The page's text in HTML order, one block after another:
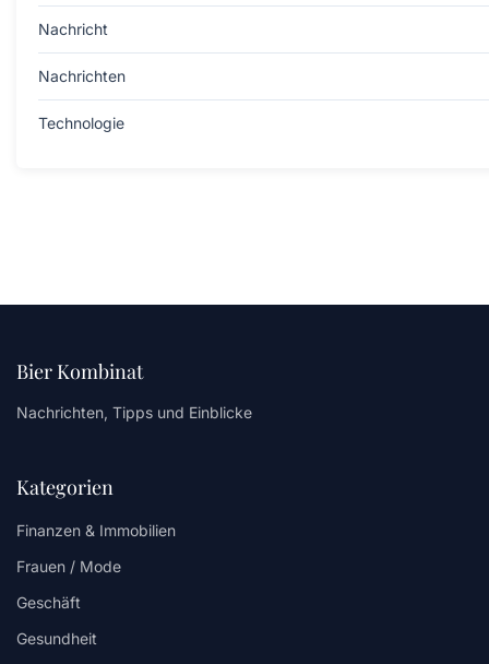
Nachricht
Nachrichten
Technologie
Bier Kombinat
Nachrichten, Tipps und Einblicke
Kategorien
Finanzen & Immobilien
Frauen / Mode
Geschäft
Gesundheit